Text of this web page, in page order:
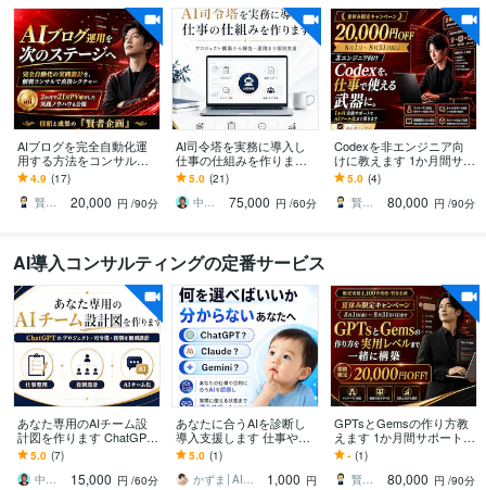
AIブログを完全自動化運
用する方法をコンサルし
ます 2か月で21万PV増や
した実践ノウハウも公開
4.9 (17)
賢者企画
20,000 円 /90分
AI司令塔を実務に導入し
仕事の仕組みを作ります
プロジェクト構築から報
告・運用まで個別に整え
ます
5.0 (21)
中村エミリ
75,000 円 /60分
Codexを非エンジニア向
けに教えます 1か月間サポ
ート！初心者でも安心ワ
ークショップ型AIコンサ
ル
5.0 (4)
賢者企画
80,000 円 /90分
AI導入コンサルティングの定番サービス
あなた専用のAIチーム設
計図を作ります ChatGPT
のプロジェクト・司令
塔・役割を個別設計
5.0 (7)
中村エミリ
15,000 円 /60分
あなたに合うAIを診断し
導入支援します 仕事や目
的に合わせて最適なAIを
選び、サポートします
5.0 (1)
かずま│AI副業で月5万稼がせるプロ
1,000 円
GPTsとGemsの作り方教
えます 1か月間サポート！
初心者でも1か月間で実用
レベルへ
- (1)
賢者企画
80,000 円 /90分